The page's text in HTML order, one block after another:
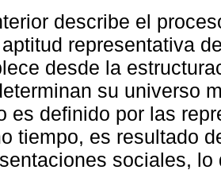
describe el
representativa
desde la
su universo
es definido por las
tiempo, es resultado
sociales,